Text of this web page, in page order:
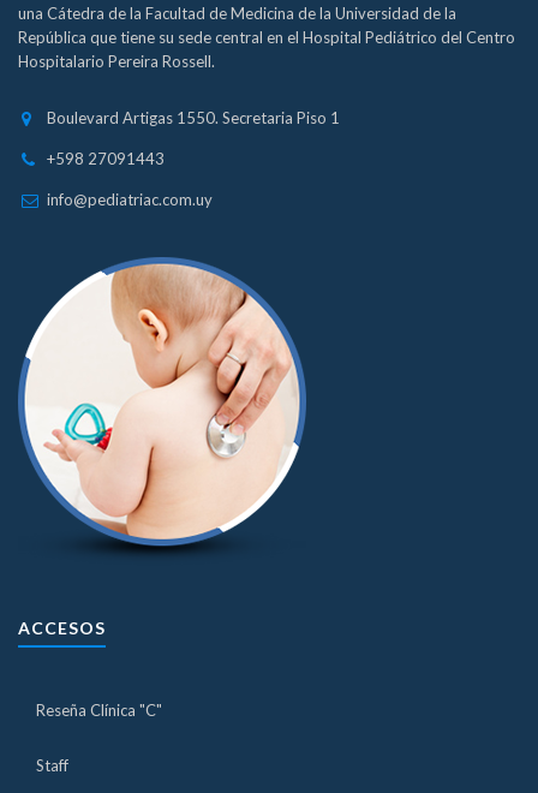
una Cátedra de la Facultad de Medicina de la Universidad de la
República que tiene su sede central en el Hospital Pediátrico del Centro
Hospitalario Pereira Rossell.
Boulevard Artigas 1550. Secretaria Piso 1
+598 27091443
info@pediatriac.com.uy
ACCESOS
Reseña Clínica "C"
Staff